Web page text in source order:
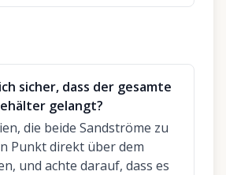
sicher, dass der gesamte
gelangt?
die beide Sandströme zu
Punkt direkt über dem
und achte darauf, dass es